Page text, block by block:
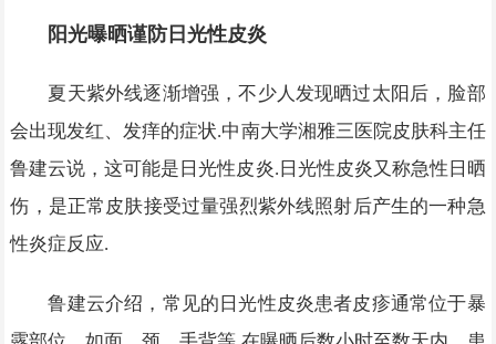
阳光曝晒谨防日光性皮炎
夏天紫外线逐渐增强，不少人发现晒过太阳后，脸部
会出现发红、发痒的症状.中南大学湘雅三医院皮肤科主任
鲁建云说，这可能是日光性皮炎.日光性皮炎又称急性日晒
伤，是正常皮肤接受过量强烈紫外线照射后产生的一种急
性炎症反应.
鲁建云介绍，常见的日光性皮炎患者皮疹通常位于暴